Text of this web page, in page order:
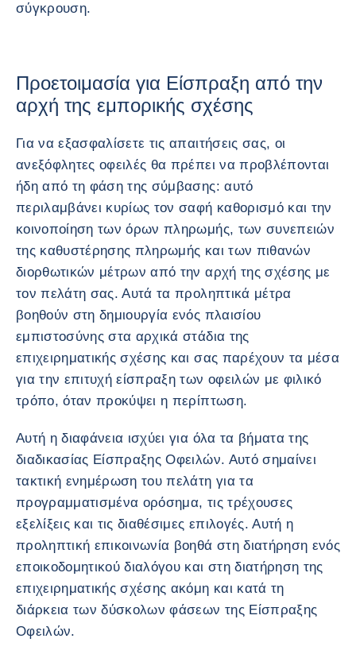
σύγκρουση.
Προετοιμασία για Είσπραξη από την
αρχή της εμπορικής σχέσης
Για να εξασφαλίσετε τις απαιτήσεις σας, οι
ανεξόφλητες οφειλές θα πρέπει να προβλέπονται
ήδη από τη φάση της σύμβασης: αυτό
περιλαμβάνει κυρίως τον σαφή καθορισμό και την
κοινοποίηση των όρων πληρωμής, των συνεπειών
της καθυστέρησης πληρωμής και των πιθανών
διορθωτικών μέτρων από την αρχή της σχέσης με
τον πελάτη σας. Αυτά τα προληπτικά μέτρα
βοηθούν στη δημιουργία ενός πλαισίου
εμπιστοσύνης στα αρχικά στάδια της
επιχειρηματικής σχέσης και σας παρέχουν τα μέσα
για την επιτυχή είσπραξη των οφειλών με φιλικό
τρόπο, όταν προκύψει η περίπτωση.
Αυτή η διαφάνεια ισχύει για όλα τα βήματα της
διαδικασίας Είσπραξης Οφειλών. Αυτό σημαίνει
τακτική ενημέρωση του πελάτη για τα
προγραμματισμένα ορόσημα, τις τρέχουσες
εξελίξεις και τις διαθέσιμες επιλογές. Αυτή η
προληπτική επικοινωνία βοηθά στη διατήρηση ενός
εποικοδομητικού διαλόγου και στη διατήρηση της
επιχειρηματικής σχέσης ακόμη και κατά τη
διάρκεια των δύσκολων φάσεων της Είσπραξης
Οφειλών.